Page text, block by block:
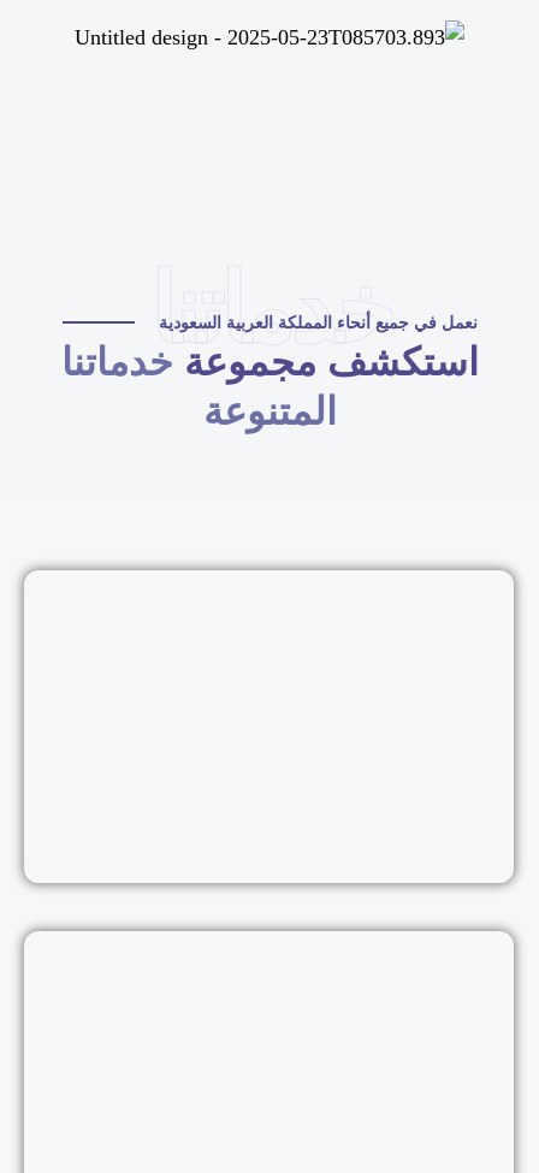
خدماتنا
نعمل في جميع أنحاء المملكة العربية السعودية
استكشف مجموعةخدماتنا
المتنوعة